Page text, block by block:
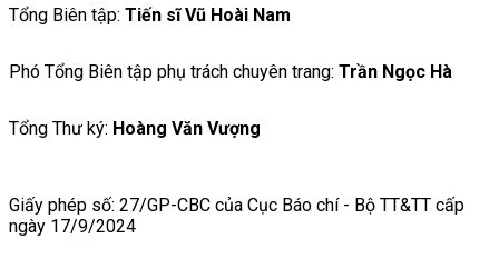
Tổng Biên tập: Tiến sĩ Vũ Hoài Nam
Phó Tổng Biên tập phụ trách chuyên trang: Trần Ngọc Hà
Tổng Thư ký: Hoàng Văn Vượng
Giấy phép số: 27/GP-CBC của Cục Báo chí - Bộ TT&TT cấp
ngày 17/9/2024